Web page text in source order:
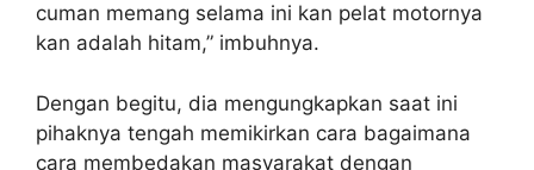
cuman memang selama ini kan pelat motornya
kan adalah hitam,” imbuhnya.
Dengan begitu, dia mengungkapkan saat ini
pihaknya tengah memikirkan cara bagaimana
cara membedakan masyarakat dengan